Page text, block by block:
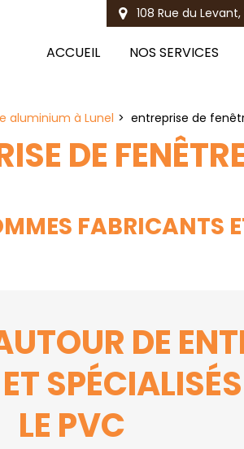
108 Rue du
ACCUEIL NOS SERVICES
aluminium à Lunel entreprise de
DE
FABRICANTS
DE
LE PVC